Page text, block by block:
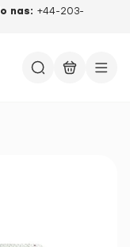
nas: +44-203-